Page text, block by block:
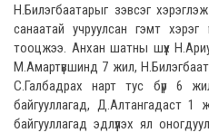
Н.Билэгбаатарыг зэвсэг
санаатай учруулсан гэмт
тооцжээ. Анхан шатны шүүх
М.Амартүвшинд 7 жил,
С.Галбадрах нарт тус бүр 6
байгууллагад, Д.Алтангадаст 1
байгууллагад эдлүүлэх ял